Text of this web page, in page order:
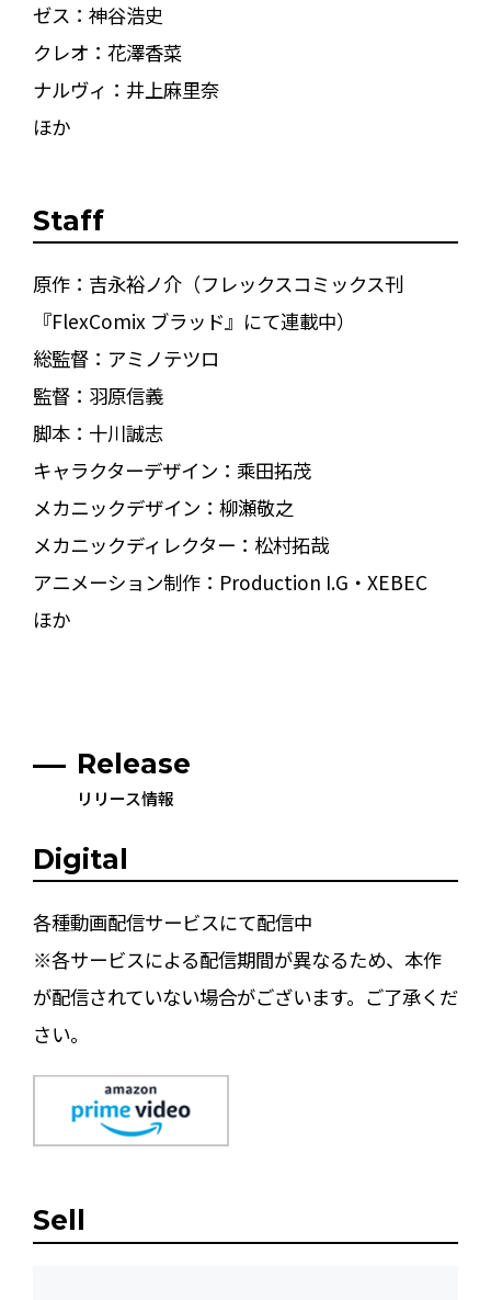
ゼス：神谷浩史
クレオ：花澤香菜
ナルヴィ：井上麻里奈
ほか
Staff
原作：吉永裕ノ介（フレックスコミックス刊
『FlexComix ブラッド』にて連載中）
総監督：アミノテツロ
監督：羽原信義
脚本：十川誠志
キャラクターデザイン：乘田拓茂
メカニックデザイン：柳瀬敬之
メカニックディレクター：松村拓哉
アニメーション制作：Production I.G・XEBEC
ほか
Release
リリース情報
Digital
各種動画配信サービスにて配信中
※各サービスによる配信期間が異なるため、本作
が配信されていない場合がございます。ご了承くだ
さい。
Sell